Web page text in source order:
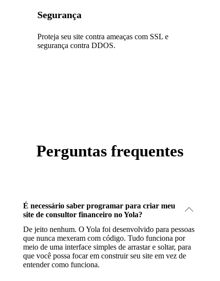
Segurança
Proteja seu site contra ameaças com SSL e
segurança contra DDOS.
Perguntas frequentes
É necessário saber programar para criar meu
site de consultor financeiro no Yola?
De jeito nenhum. O Yola foi desenvolvido para pessoas
que nunca mexeram com código. Tudo funciona por
meio de uma interface simples de arrastar e soltar, para
que você possa focar em construir seu site em vez de
entender como funciona.